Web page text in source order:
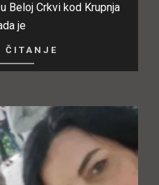
Beloj Crkvi kod Krupnja
je
ČITANJE